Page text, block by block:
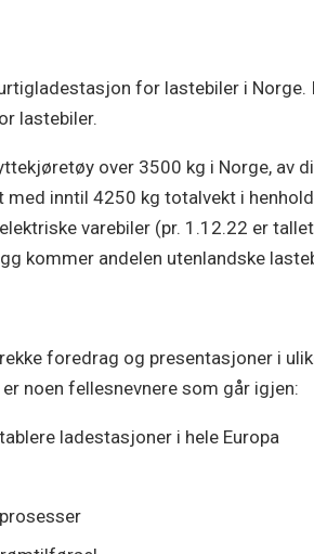
for lastebiler i
lastebiler.
over 3500 kg i Norge, av
inntil 4250 kg totalvekt i
varebiler (pr. 1.12.22 er
kommer andelen utenlandske
foredrag og presentasjoner i
noen fellesnevnere som går igjen:
ladestasjoner i hele Europa